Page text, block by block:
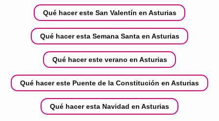
Qué hacer este San Valentín en Asturias
Qué hacer esta Semana Santa en Asturias
Qué hacer este verano en Asturias
Qué hacer este Puente de la Constitución en Asturias
Qué hacer esta Navidad en Asturias